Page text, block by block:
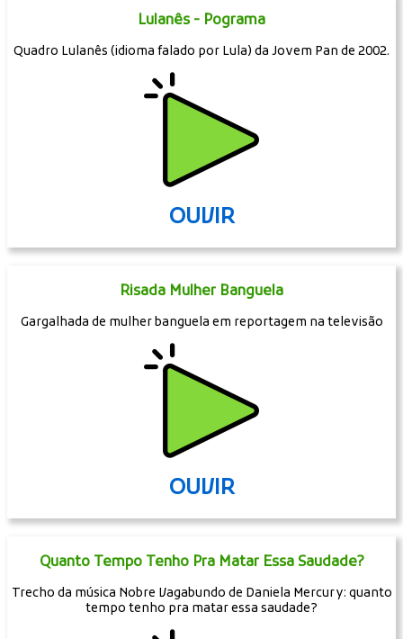
Lulanês - Pograma
Quadro Lulanês (idioma falado por Lula) da Jovem Pan de 2002.
OUVIR
Risada Mulher Banguela
Gargalhada de mulher banguela em reportagem na televisão
OUVIR
Quanto Tempo Tenho Pra Matar Essa Saudade?
Trecho da música Nobre Vagabundo de Daniela Mercury: quanto
tempo tenho pra matar essa saudade?